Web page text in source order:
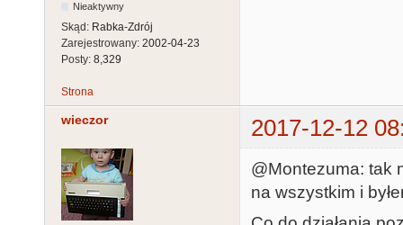
Nieaktywny
Skąd: Rabka-Zdrój
Zarejestrowany: 2002-04-23
Posty: 8,329
Strona
wieczor 2017-12-12
@Montezuma: tak
na wszystkim i